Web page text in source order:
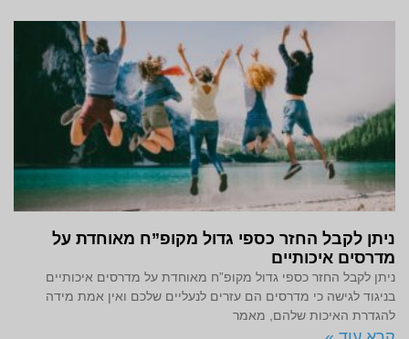
ניתן לקבל החזר כספי גדול מקופ”ח מאוחדת על
מדרסים איכותיים
ניתן לקבל החזר כספי גדול מקופ”ח מאוחדת על מדרסים איכותיים
בניגוד לגישה כי מדרסים הם עזרים לנעליים שלכם ואין אמת מידה
להגדרת האיכות שלהם, מאמר